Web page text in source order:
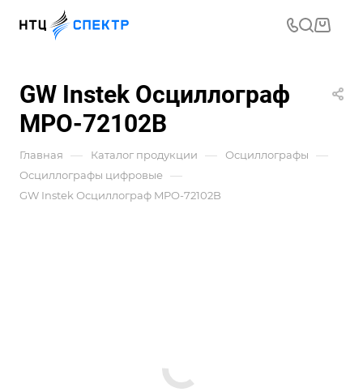
GW Instek Осциллограф
MPO-72102B
Главная — Каталог продукции — Осциллографы —
Осциллографы цифровые —
GW Instek Осциллограф MPO-72102B